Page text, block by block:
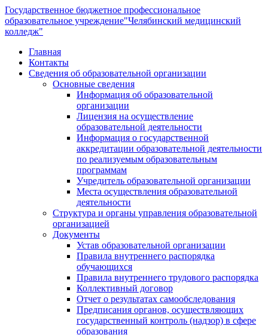
Государственное бюджетное профессиональное
образовательное учреждение"Челябинский медицинский
колледж"
Главная
Контакты
Сведения об образовательной организации
Основные сведения
Информация об образовательной
организации
Лицензия на осуществление
образовательной деятельности
Информация о государственной
аккредитации образовательной деятельности
по реализуемым образовательным
программам
Учредитель образовательной организации
Места осуществления образовательной
деятельности
Структура и органы управления образовательной
организацией
Документы
Устав образовательной организации
Правила внутреннего распорядка
обучающихся
Правила внутреннего трудового распорядка
Коллективный договор
Отчет о результатах самообследования
Предписания органов, осуществляющих
государственный контроль (надзор) в сфере
образования